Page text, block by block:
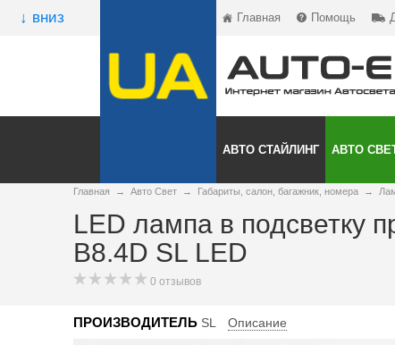
↓ вниз Главная Помощь
АВТО СТАЙЛИНГ АВТО
Главная → Авто Свет → Габариты, салон, багажник, номера →
LED лампа в подсветку
B8.4D SL LED
0 отзывов
ПРОИЗВОДИТЕЛЬ SL Описание